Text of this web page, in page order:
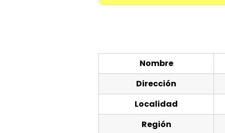
Nombre
Dirección
Localidad
Región